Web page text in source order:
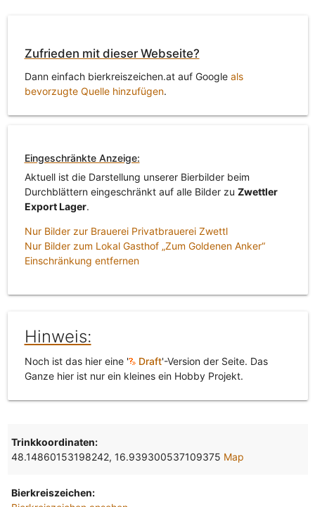
Zufrieden mit dieser Webseite?
Dann einfach bierkreiszeichen.at auf Google als
bevorzugte Quelle hinzufügen.
Eingeschränkte Anzeige:
Aktuell ist die Darstellung unserer Bierbilder beim
Durchblättern eingeschränkt auf alle Bilder zu Zwettler
Export Lager.
Nur Bilder zur Brauerei Privatbrauerei Zwettl
Nur Bilder zum Lokal Gasthof „Zum Goldenen Anker“
Einschränkung entfernen
Hinweis:
Noch ist das hier eine ' Draft'-Version der Seite. Das
Ganze hier ist nur ein kleines ein Hobby Projekt.
Trinkkoordinaten:
48.14860153198242, 16.939300537109375 Map
Bierkreiszeichen: